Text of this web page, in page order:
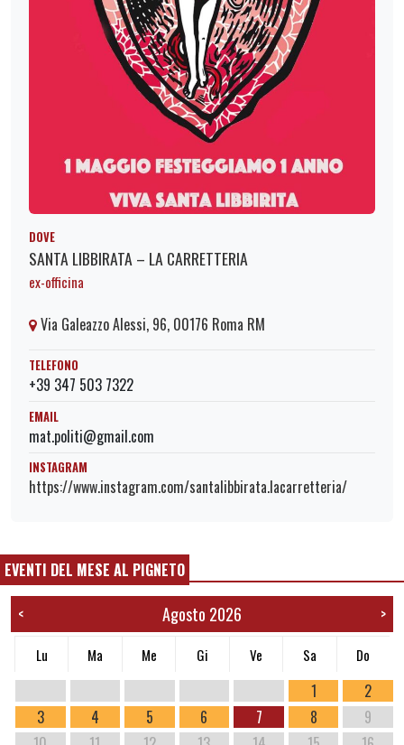
DOVE
SANTA LIBBIRATA – LA CARRETTERIA
ex-officina
Via Galeazzo Alessi, 96, 00176 Roma RM
TELEFONO
+39 347 503 7322
EMAIL
mat.politi@gmail.com
INSTAGRAM
https://www.instagram.com/santalibbirata.lacarretteria/
EVENTI DEL MESE AL PIGNETO
< Agosto 2026 >
Lu Ma Me Gi Ve Sa Do
1
2
3
4 5 6 7 8
9